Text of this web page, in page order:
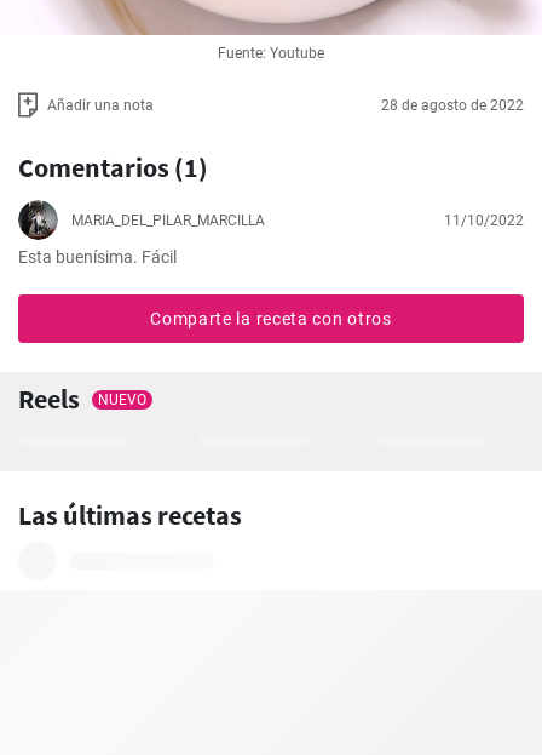
Fuente: Youtube
Añadir una nota 28 de agosto de 2022
Comentarios (1)
MARIA_DEL_PILAR_MARCILLA 11/10/2022
Esta buenísima. Fácil
Comparte la receta con otros
Reels NUEVO
Las últimas recetas